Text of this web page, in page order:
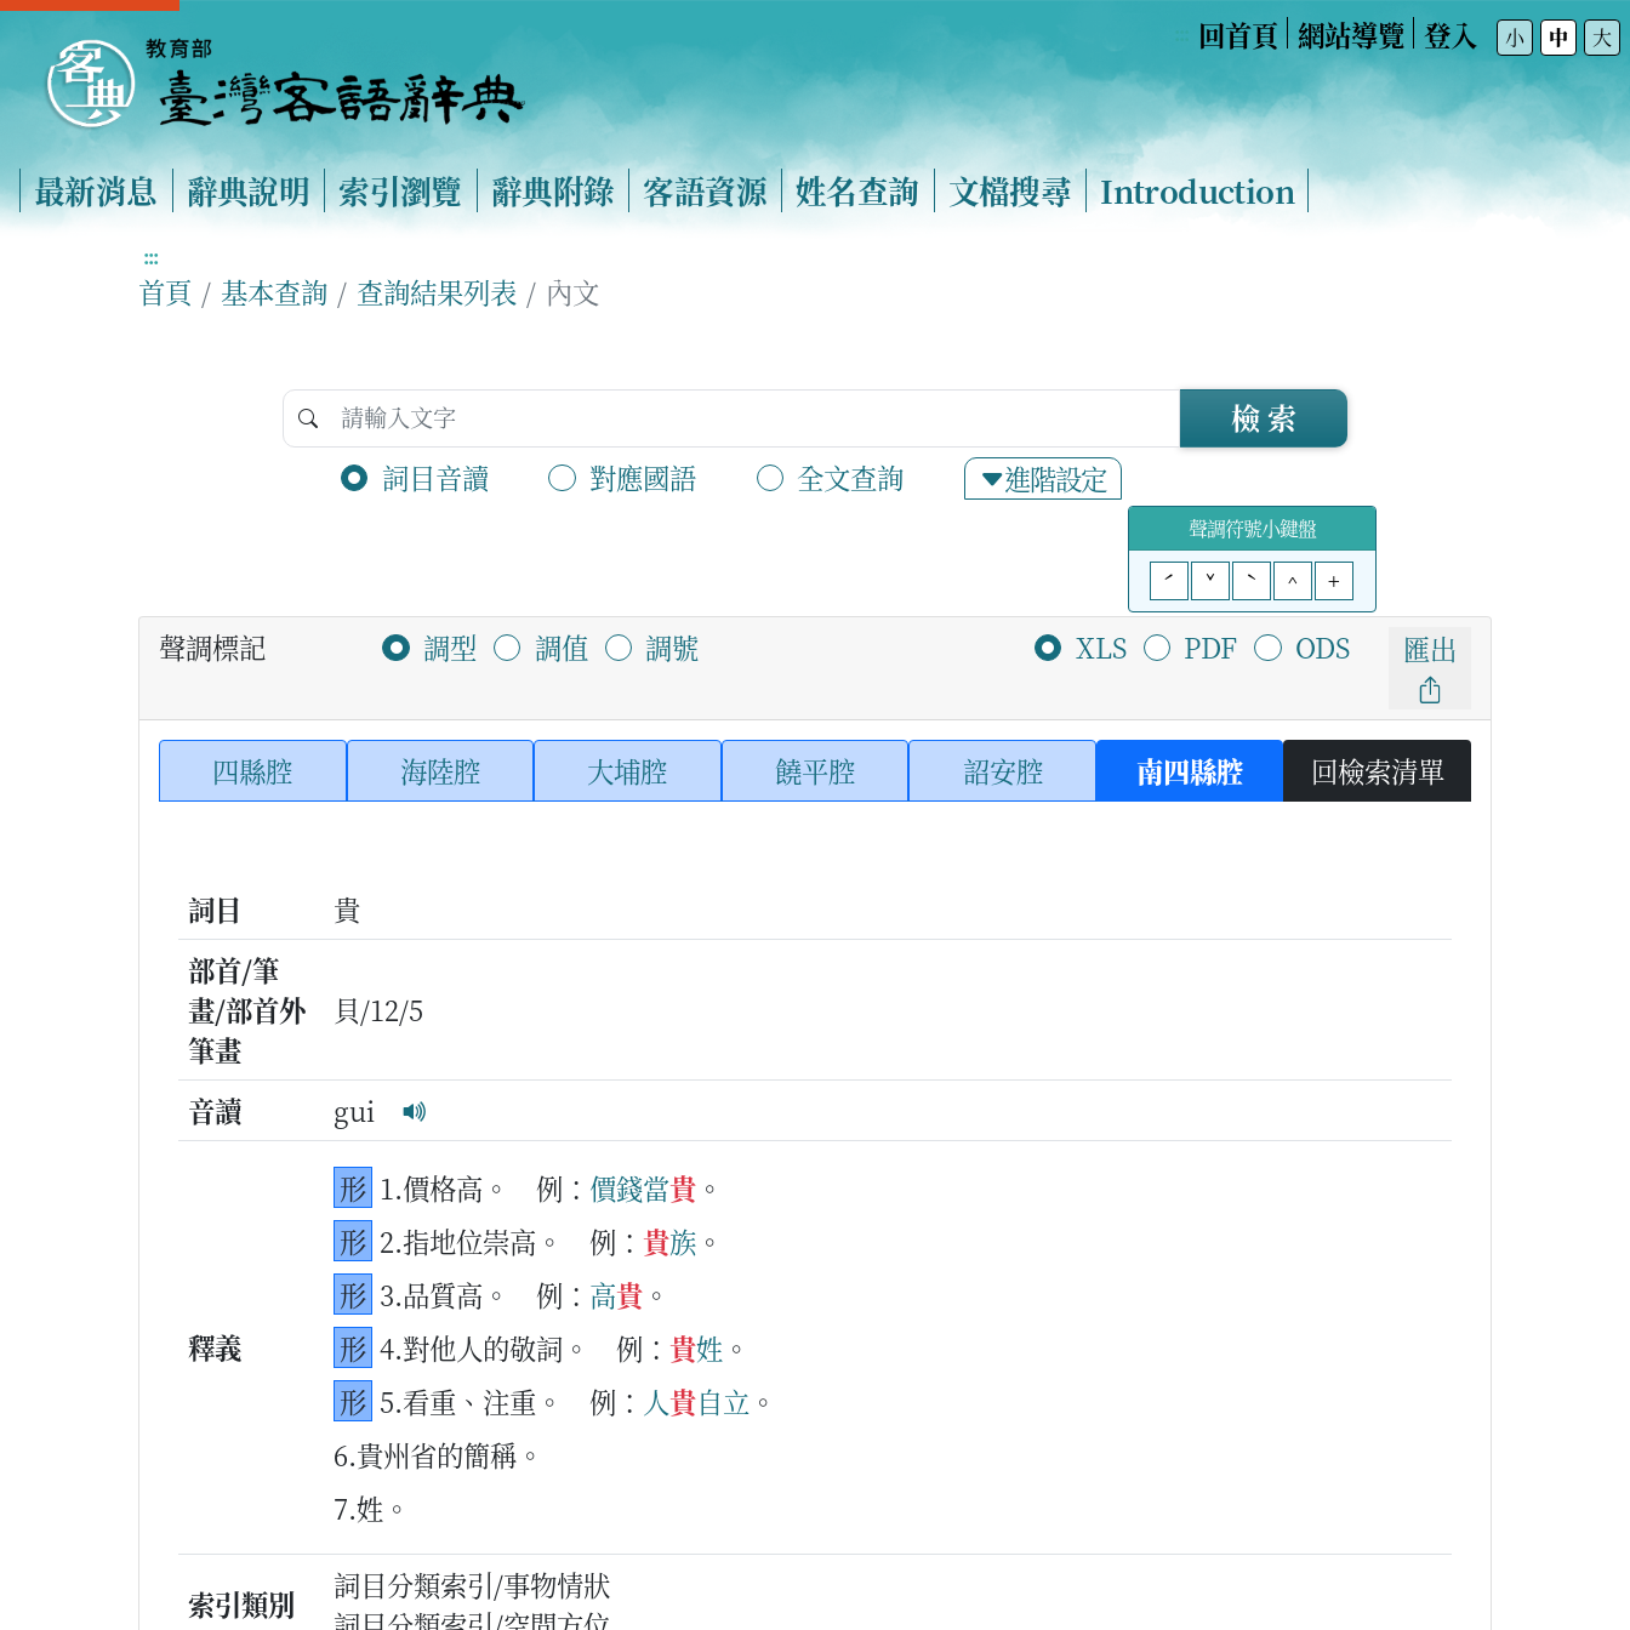
回首頁 網站導覽 登入 小 中 大
最新消息 辭典說明 索引瀏覽 辭典附錄 客語資源 姓名查詢 文檔搜尋 Introduction
:::
首頁 基本查詢 查詢結果列表 內文
詞目音讀 對應國語 全文查詢 進階設定
檢 索
聲調符號小鍵盤
ˊ
ˇ ˋ ^ +
聲調標記 調型 調值 調號 XLS PDF ODS 匯出
四縣腔 海陸腔 大埔腔 饒平腔 詔安腔 南四縣腔 回檢索清單
詞目
貴
部首/筆
畫/部首外
筆畫
貝/12/5
音讀 gui
釋義
形 1.價格高。 例： 價錢當貴 。
形 2.指地位崇高。 例： 貴族 。
形 3.品質高。 例： 高貴 。
形 4.對他人的敬詞。 例： 貴姓 。
形 5.看重、注重。 例： 人貴自立 。
6.貴州省的簡稱。
7.姓。
索引類別
詞目分類索引/事物情狀